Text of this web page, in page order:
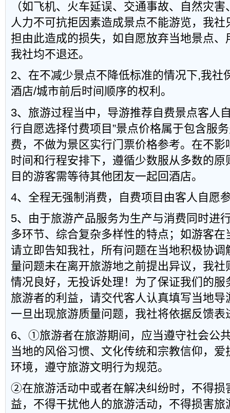
（如飞机、火车延误、交通事故、自然灾
人力不可抗拒因素造成景点不能游览，我
担由此造成的损失，如自愿放弃当地景点
我社均不退还。
2、在不减少景点不降低标准的情况下,我社
酒店/城市前后时间顺序的权利。
3、旅游过程当中，导游推荐自费景点客人
行自愿选择付费项目”景点价格属于包含服
费，不做为景区实行门票价格参考。在不
时间和行程安排下，遵循少数服从多数的
目的游客需等待其他团友一起回酒店。
4、全程无强制消费，自费项目由客人自愿
5、由于旅游产品服务为生产与消费同时进
多环节、综合复杂多样性的特点；如游客
请立即告知我社，所有问题在当地积极协
量问题未在离开旅游地之前提出异议，我
情况良好，无投诉处理！为了保证我们的
旅游者的利益，请交代客人认真填写当地
一旦出现旅游质量问题，我社将依据反馈表
6、①旅游者在旅游期间，应当遵守社会公
当地的风俗习惯、文化传统和宗教信仰，
环境，遵守旅游文明行为规范。
②在旅游活动中或者在解决纠纷时，不得损
益，不得干扰他人的旅游活动，不得损害